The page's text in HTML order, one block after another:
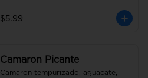
$5.99
Camaron Picante
Camaron tempurizado, aguacate,